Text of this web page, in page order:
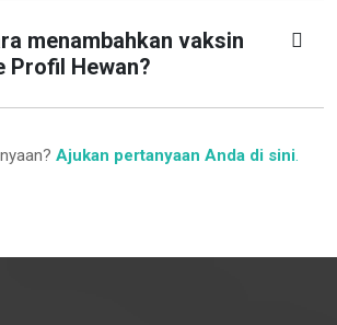
menambahkan vaksin
Profil Hewan?
Ajukan pertanyaan Anda di sini.